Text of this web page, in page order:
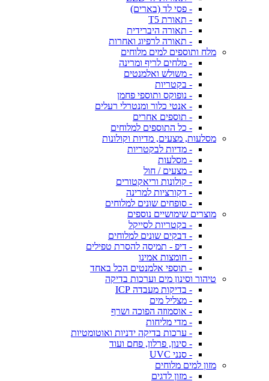
- פסי לד (בארים)
- תאורת T5
- תאורה היברידית
- תאורה לרפיוג ואחרות
מלח ותוספים למים מלוחים
- מלחים לריף ומרינה
- משולש ואלמנטים
- בקטריות
- נופוקס ותוספי פחמן
- אנטי כלור ומנטרלי רעלים
- תוספים אחרים
- כל התוספים למלוחים
מסלעות, מצעים, מדיות וקולונות
- מדיות לבקטריות
- מסלעות
- מצעים / חול
- קולונות וריאקטורים
- דקורציות למרינה
- סופחים שונים למלוחים
מוצרים שימושיים נוספים
- בקטריות לסייקל
- דבקים שונים למלוחים
- דיפ - תמיסה להסרת טפילים
- חומצות אמינו
- תוספי אלמנטים הכל באחד
טיהור וסינון מים וערכות בדיקה
- בדיקות מעבדה ICP
- מצליל מים
- אוסמוזה הפוכה ושרף
- מדי מליחות
- ערכות בדיקה ידניות ואוטומטיות
- סינון, פרלון, פחם ועוד
- סנני UVC
מזון למים מלוחים
- מזון לדגים